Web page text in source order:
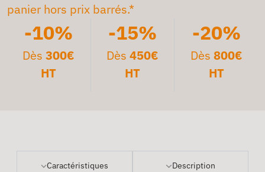
panier hors prix barrés.*
-10%
Dès300€
HT
-15%
Dès 450€
HT
-20%
Dès 800€
HT
Caractéristiques Description